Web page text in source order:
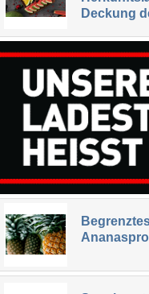
Deckung